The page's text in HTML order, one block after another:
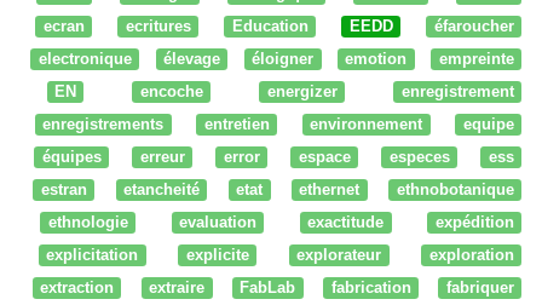
ecran
ecritures Education EEDD
éfaroucher
electronique
élevage éloigner emotion
empreinte
EN
encoche energizer
enregistrement
enregistrements
entretien environnement
equipe
équipes
erreur error espace especes
ess
estran
etancheité etat ethernet
ethnobotanique
ethnologie
evaluation exactitude
expédition
explicitation
explicite explorateur
exploration
extraction
extraire FabLab fabrication fabriquer